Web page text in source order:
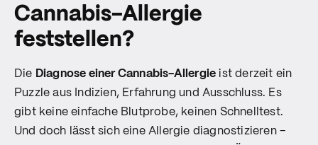
Cannabis-Allergie
feststellen?
Die Diagnose einer Cannabis-Allergie ist derzeit ein
Puzzle aus Indizien, Erfahrung und Ausschluss. Es
gibt keine einfache Blutprobe, keinen Schnelltest.
Und doch lässt sich eine Allergie diagnostizieren –